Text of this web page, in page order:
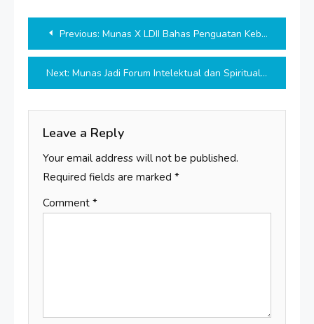
Post
navigation
Previous: Munas X LDII Bahas Penguatan Kebangsaan hingga Respons Krisis Global
Next: Munas Jadi Forum Intelektual dan Spiritual Menuju Indonesia Emas 2045
Leave a Reply
Your email address will not be published.
Required fields are marked *
Comment *